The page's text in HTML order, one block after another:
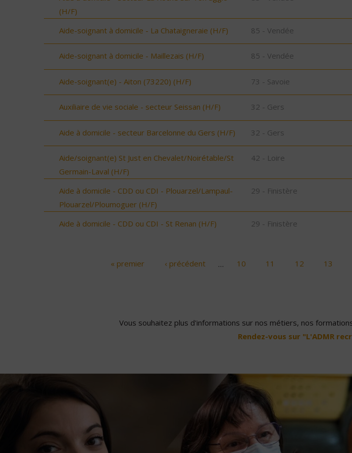
(H/F)
Aide-soignant à domicile - La Chataigneraie (H/F) 85 - Vendée
Aide-soignant à domicile - Maillezais (H/F) 85 - Vendée
Aide-soignant(e) - Aiton (73220) (H/F) 73 - Savoie
Auxiliaire de vie sociale - secteur Seissan (H/F) 32 - Gers
Aide à domicile - secteur Barcelonne du Gers (H/F) 32 - Gers
Aide/soignant(e) St Just en Chevalet/Noirétable/St
Germain-Laval (H/F)
42 - Loire
Aide à domicile - CDD ou CDI - Plouarzel/Lampaul-
Plouarzel/Ploumoguer (H/F)
29 - Finistère
Aide à domicile - CDD ou CDI - St Renan (H/F) 29 - Finistère
« premier ‹ précédent … 10 11 12 13
Vous souhaitez plus d'informations sur nos métiers, nos
Rendez-vous sur "L'ADMR